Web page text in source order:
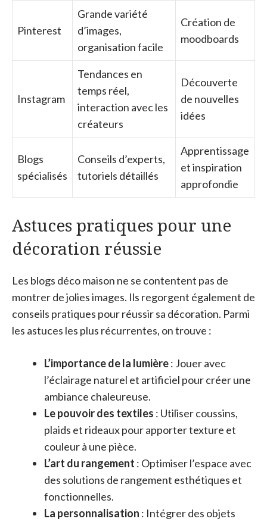
Pinterest
Grande variété
d’images,
organisation facile
Création de
moodboards
Instagram
Tendances en
temps réel,
interaction avec les
créateurs
Découverte
de nouvelles
idées
Blogs
spécialisés
Conseils d’experts,
tutoriels détaillés
Apprentissage
et inspiration
approfondie
Astuces pratiques pour une
décoration réussie
Les blogs déco maison ne se contentent pas de
montrer de jolies images. Ils regorgent également de
conseils pratiques pour réussir sa décoration. Parmi
les astuces les plus récurrentes, on trouve :
L’importance de la lumière: Jouer avec
l’éclairage naturel et artificiel pour créer une
ambiance chaleureuse.
Le pouvoir des textiles : Utiliser coussins,
plaids et rideaux pour apporter texture et
couleur à une pièce.
L’art du rangement : Optimiser l’espace avec
des solutions de rangement esthétiques et
fonctionnelles.
La personnalisation : Intégrer des objets